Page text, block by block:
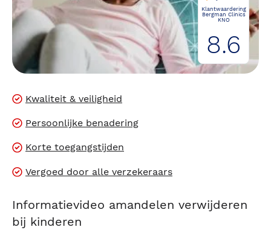
Klantwaardering
Bergman Clinics
KNO
8.6
Kwaliteit & veiligheid
Persoonlijke benadering
Korte toegangstijden
Vergoed door alle verzekeraars
Informatievideo amandelen verwijderen
bij kinderen